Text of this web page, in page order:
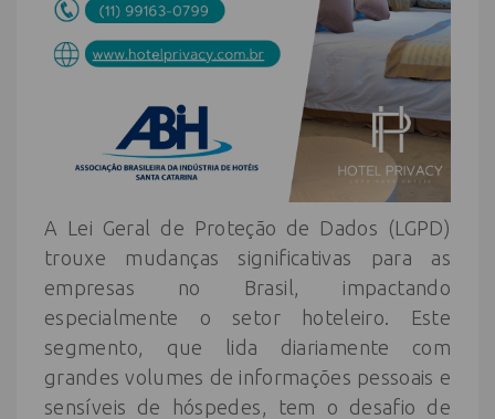
A Lei Geral de Proteção de Dados (LGPD)
trouxe mudanças significativas para as
empresas no Brasil, impactando
especialmente o setor hoteleiro. Este
segmento, que lida diariamente com
grandes volumes de informações pessoais e
sensíveis de hóspedes, tem o desafio de